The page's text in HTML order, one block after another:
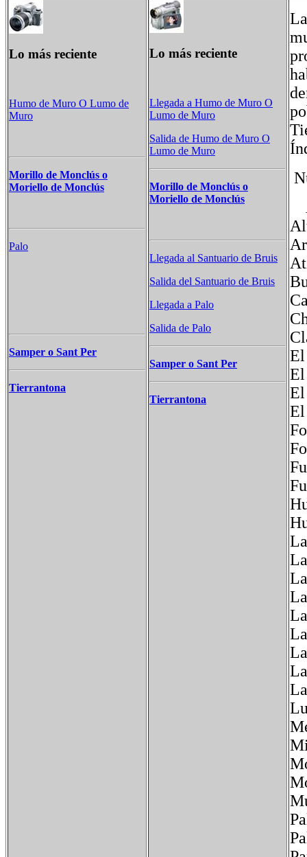
Lo más reciente
Humo de Muro​ O Lumo de
Muro
Morillo de Monclús o
Moriello de Monclús
Palo
Samper o Sant Per
Tierrantona
Lo más reciente
Llegada a Humo de Muro​ O
Lumo de Muro
Salida de Humo de Muro​ O
Lumo de Muro
Morillo de Monclús o
Moriello de Monclús
Llegada al Santuario de Bruis
Salida del Santuario de Bruis
Llegada a Palo
Salida de Palo
Samper o Sant Per
Tierrantona
El
El
El
El